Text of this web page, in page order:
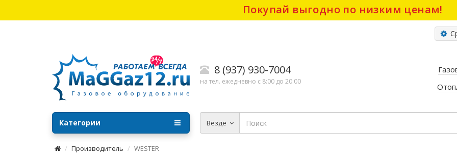
Покупай выгодно по низким ценам!
8 (937) 930-7004
на тел. ежедневно с 8:00 до 20:00
Везде
Категории
Производитель WESTER